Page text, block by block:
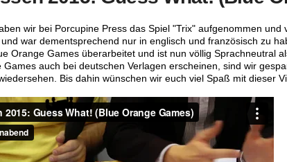
wir bei Porcupine Press das Spiel "Trix" aufgenommen
war dementsprechend nur in englisch und französisch zu
Orange Games überarbeitet und ist nun völlig Sprachneutral
Games auch bei deutschen Verlagen erscheinen, sind wir
Bis dahin wünschen wir euch viel Spaß mit dieser